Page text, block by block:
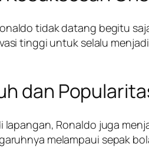
tidak datang begitu
tinggi untuk selalu
dan
lapangan, Ronaldo juga
melampaui sepak